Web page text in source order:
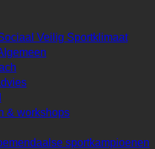
Veilig Sportklimaat
& workshops
sportkampioenen